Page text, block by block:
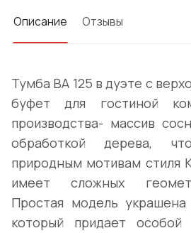
Описание Отзывы
Тумба BA 125 в дуэте с
буфет для гостиной
производства- массив
обработкой дерева,
природным мотивам стиля
имеет сложных
Простая модель
который придает особой